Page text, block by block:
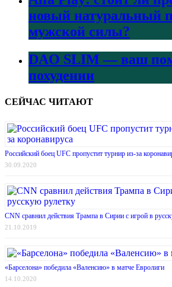
новый натуральный
мужской силы?
DAO SLIM — ваш
похудении
СЕЙЧАС ЧИТАЮТ
Российский боец UFC пропустит турнир из-за
30.09.2020
CNN сравнил действия Трампа в Сирии с игрой в
21.10.2019
«Барселона» победила «Валенсию» в матче Евролиги
14.10.2020